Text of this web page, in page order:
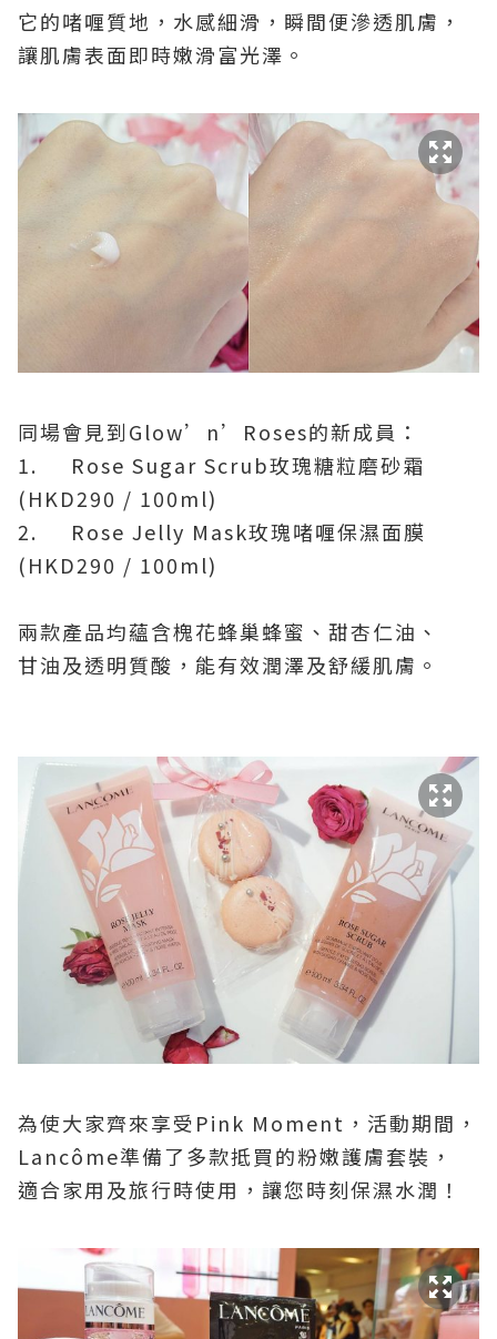
它的啫喱質地，水感細滑，瞬間便滲透肌膚，
讓肌膚表面即時嫩滑富光澤。
同場會見到Glow’n’Roses的新成員：
1. Rose Sugar Scrub玫瑰糖粒磨砂霜
(HKD290 / 100ml)
2. Rose Jelly Mask玫瑰啫喱保濕面膜
(HKD290 / 100ml)
兩款產品均蘊含槐花蜂巢蜂蜜、甜杏仁油、
甘油及透明質酸，能有效潤澤及舒緩肌膚。
為使大家齊來享受Pink Moment ，活動期間，
Lancôme準備了多款抵買的粉嫩護膚套裝，
適合家用及旅行時使用，讓您時刻保濕水潤！